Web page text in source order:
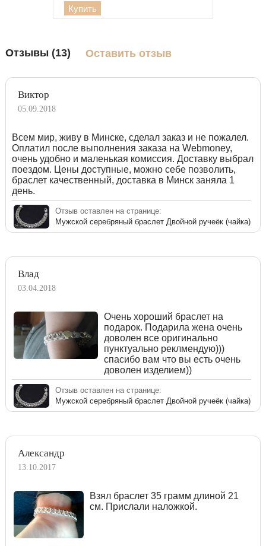
Купить
Отзывы (13) Оставить отзыв
Виктор
05.09.2018
Всем мир, живу в Минске, сделал заказ и не пожалел.
Оплатил после выполнения заказа на Webmoney,
очень удобно и маленькая комиссия. Доставку выбрал
поездом. Цены доступные, можно себе позволить,
браслет качественный, доставка в Минск заняла 1
день.
Отзыв оставлен на странице:
Мужской серебряный браслет Двойной ручеёк (чайка)
Влад
03.04.2018
Очень хороший браслет на
подарок. Подарила жена очень
доволен все оригинально
пунктуально реклмендую)))
спасибо вам что вы есть очень
доволен изделием))
Отзыв оставлен на странице:
Мужской серебряный браслет Двойной ручеёк (чайка)
Александр
13.10.2017
Взял браслет 35 грамм длиной 21
см. Прислали наложкой.